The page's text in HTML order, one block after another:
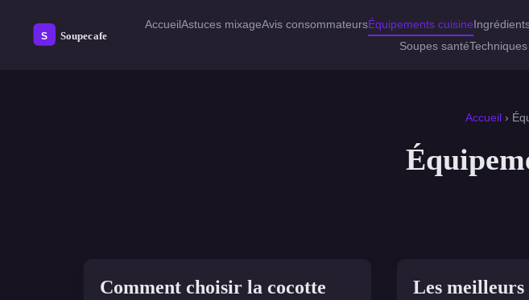
AccueilAstuces mixageAvis consommateursÉquipements cuisine
Soupes santé
Accueil ›
ÉQUIPEMENTS CUISINE
Comment choisir la cocotte
ÉQUIPEMENTS
Les